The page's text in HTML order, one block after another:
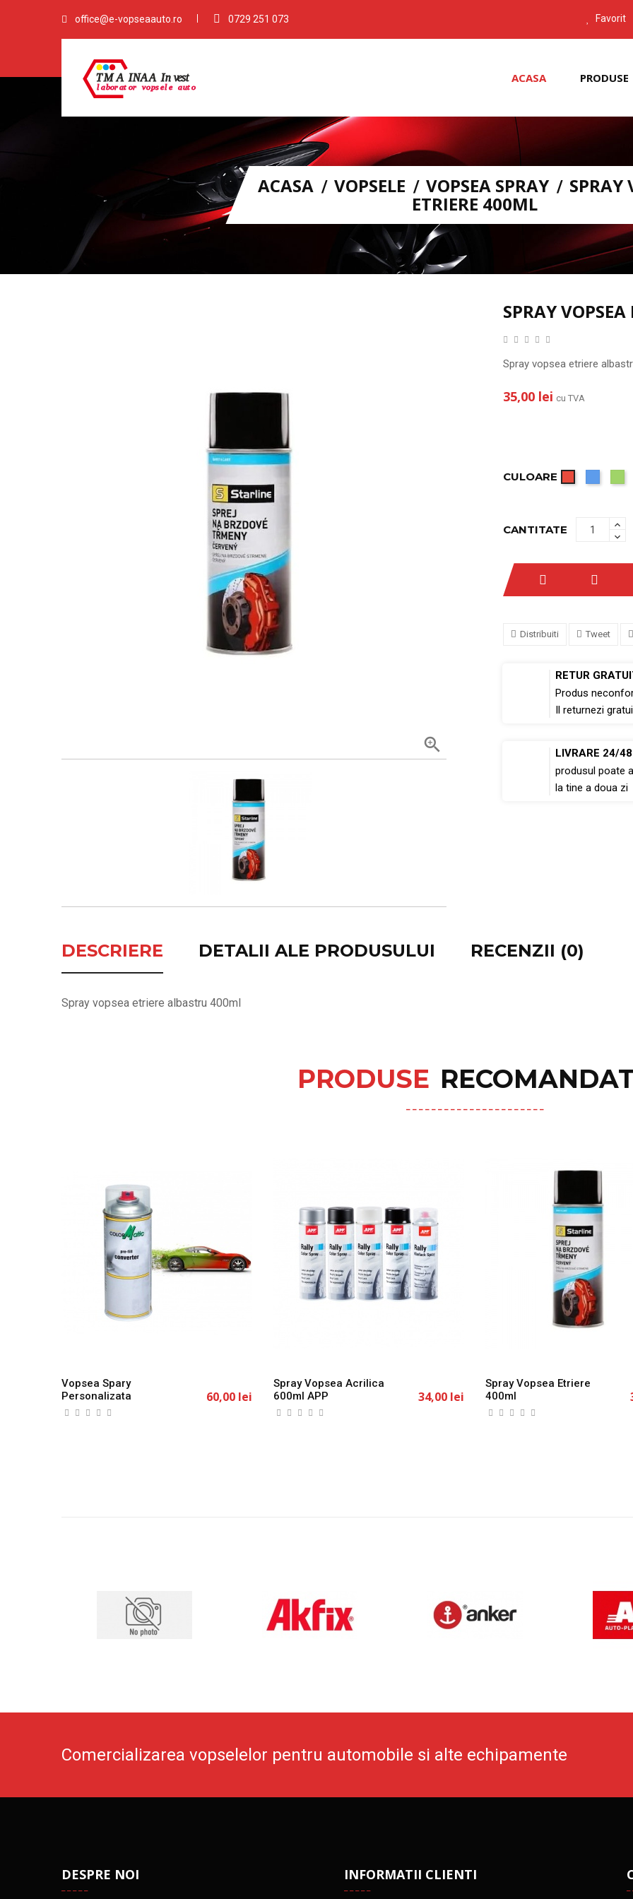
office@e-vopseaauto.ro 0729 251 073 Favorit
ACASA PRODUSE
ACASA VOPSELE VOPSEA SPRAY SPRAY
ETRIERE 400ML

SPRAY
Spray vopsea etriere
35,00 lei cu TVA
CULOARE
CANTITATE
Distribuiti Tweet
RETUR
Produs
Il returnezi
LIVRARE 24/
produsul poate
la tine a doua zi
DESCRIERE DETALII ALE PRODUSULUI RECENZII (0)
Spray vopsea etriere albastru 400ml
PRODUSE
Vopsea Spary
Personalizata
60,00 lei
Spray Vopsea Acrilica
600ml APP
34,00 lei
Spray Vopsea Etriere
400ml
Comercializarea vopselelor pentru automobile si alte echipamente
DESPRE NOI INFORMATII CLIENTI